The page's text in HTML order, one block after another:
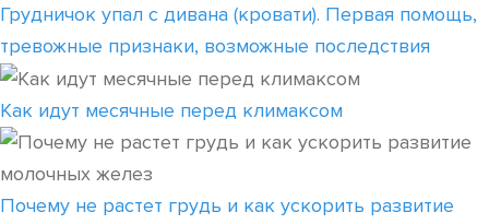
Грудничок упал с дивана (кровати). Первая помощь,
тревожные признаки, возможные последствия
Как идут месячные перед климаксом
Почему не растет грудь и как ускорить развитие